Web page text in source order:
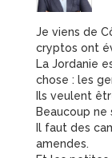
Je viens de
cryptos ont
La Jordanie
chose : les
Ils veulent
Beaucoup ne
Il faut des
amendes.